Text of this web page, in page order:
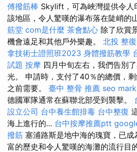
傅撥筋棒 Skylift，可為峽灣提供令人
該地區，令人驚嘆的瀑布落在陡峭的
筋堂 com是什麼 茶會點心 除了欣賞
機會遠足和其他戶外樂趣。 北投 整復
拿技術士證照班2023 身體撥筋教學
試題 按摩 四月中旬左右，我們告別
光。 申請時，支付了40％的總價，
之前需要。 臺中 整骨 推薦 seo
德國軍隊通常在蘇聯北部受到襲擊。
設立公司 台中養生館排毒 台中整復
海上進行的... 台中按摩推薦ptt
撥筋 塞浦路斯是地中海的瑰寶，已成
富的歷史和令人驚嘆的海灘的流行目